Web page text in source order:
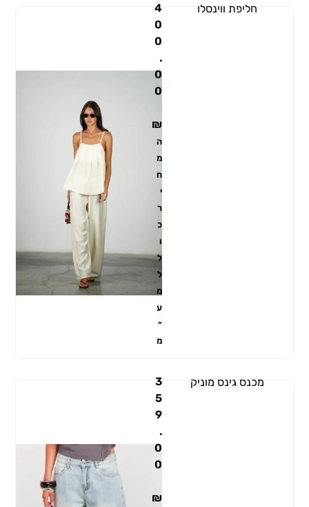
4
0
0
.
0
0
₪
ה
מ
ח
י
ר
כ
ו
ל
ל
מ
ע
״
מ
חליפת ווינסלו
3
5
9
.
0
0
₪
מכנס גינס מוניק